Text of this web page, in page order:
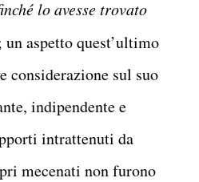
lo avesse trovato
un aspetto quest’ultimo
considerazione sul suo
indipendente e
intrattenuti da
mecenati non furono